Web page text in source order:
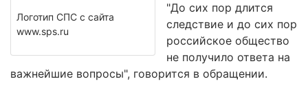
Логотип СПС с сайта
www.sps.ru
"До сих пор длится
следствие и до сих пор
российское общество
не получило ответа на
важнейшие вопросы", говорится в обращении.